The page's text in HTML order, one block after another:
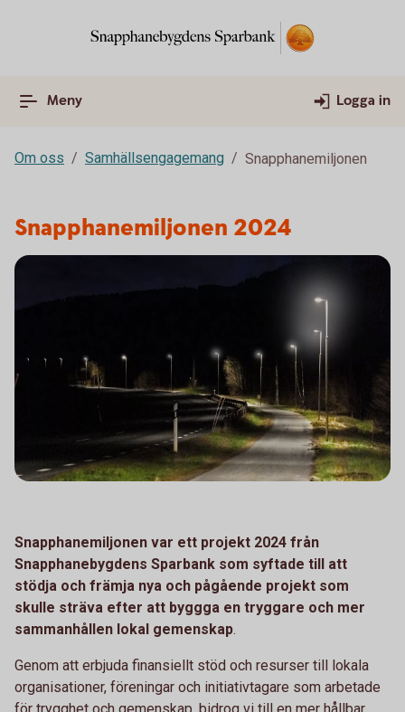
Meny Logga in
Om oss Samhällsengagemang Snapphanemiljonen
Snapphanemiljonen 2024
Snapphanemiljonen var ett projekt 2024 från
Snapphanebygdens Sparbank som syftade till att
stödja och främja nya och pågående projekt som
skulle sträva efter att byggga en tryggare och mer
sammanhållen lokal gemenskap.
Genom att erbjuda finansiellt stöd och resurser till lokala
organisationer, föreningar och initiativtagare som arbetade
för trygghet och gemenskap, bidrog vi till en mer hållbar